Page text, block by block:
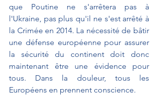
que Poutine ne s'arrêtera pas à
l'Ukraine, pas plus qu'il ne s'est arrêté à
la Crimée en 2014. La nécessité de bâtir
une défense européenne pour assurer
la sécurité du continent doit donc
maintenant être une évidence pour
tous. Dans la douleur, tous les
Européens en prennent conscience.